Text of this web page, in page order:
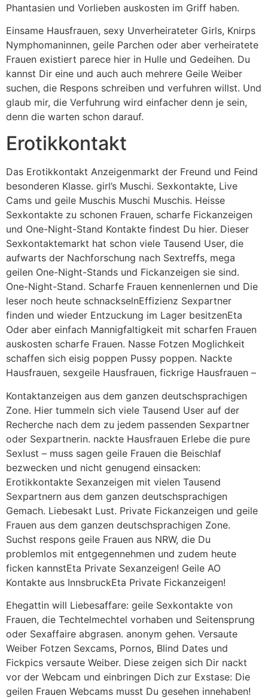
Phantasien und Vorlieben auskosten im Griff haben.
Einsame Hausfrauen, sexy Unverheirateter Girls, Knirps
Nymphomaninnen, geile Parchen oder aber verheiratete
Frauen existiert parece hier in Hulle und Gedeihen. Du
kannst Dir eine und auch auch mehrere Geile Weiber
suchen, die Respons schreiben und verfuhren willst. Und
glaub mir, die Verfuhrung wird einfacher denn je sein,
denn die warten schon darauf.
Erotikkontakt
Das Erotikkontakt Anzeigenmarkt der Freund und Feind
besonderen Klasse. girl’s Muschi. Sexkontakte, Live
Cams und geile Muschis Muschi Muschis. Heisse
Sexkontakte zu schonen Frauen, scharfe Fickanzeigen
und One-Night-Stand Kontakte findest Du hier. Dieser
Sexkontaktemarkt hat schon viele Tausend User, die
aufwarts der Nachforschung nach Sextreffs, mega
geilen One-Night-Stands und Fickanzeigen sie sind.
One-Night-Stand. Scharfe Frauen kennenlernen und Die
leser noch heute schnackselnEffizienz Sexpartner
finden und wieder Entzuckung im Lager besitzenEta
Oder aber einfach Mannigfaltigkeit mit scharfen Frauen
auskosten scharfe Frauen. Nasse Fotzen Moglichkeit
schaffen sich eisig poppen Pussy poppen. Nackte
Hausfrauen, sexgeile Hausfrauen, fickrige Hausfrauen –
Kontaktanzeigen aus dem ganzen deutschsprachigen
Zone. Hier tummeln sich viele Tausend User auf der
Recherche nach dem zu jedem passenden Sexpartner
oder Sexpartnerin. nackte Hausfrauen Erlebe die pure
Sexlust – muss sagen geile Frauen die Beischlaf
bezwecken und nicht genugend einsacken:
Erotikkontakte Sexanzeigen mit vielen Tausend
Sexpartnern aus dem ganzen deutschsprachigen
Gemach. Liebesakt Lust. Private Fickanzeigen und geile
Frauen aus dem ganzen deutschsprachigen Zone.
Suchst respons geile Frauen aus NRW, die Du
problemlos mit entgegennehmen und zudem heute
ficken kannstEta Private Sexanzeigen! Geile AO
Kontakte aus InnsbruckEta Private Fickanzeigen!
Ehegattin will Liebesaffare: geile Sexkontakte von
Frauen, die Techtelmechtel vorhaben und Seitensprung
oder Sexaffaire abgrasen. anonym gehen. Versaute
Weiber Fotzen Sexcams, Pornos, Blind Dates und
Fickpics versaute Weiber. Diese zeigen sich Dir nackt
vor der Webcam und einbringen Dich zur Exstase: Die
geilen Frauen Webcams musst Du gesehen innehaben!